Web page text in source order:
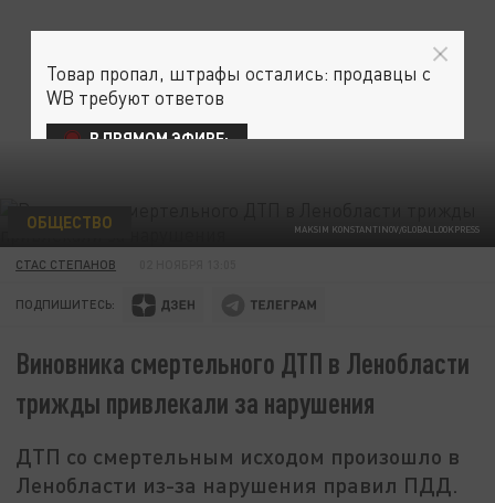
MAKSIM KONSTANTINOV/GLOBALLOOKPRESS
ОБЩЕСТВО
СТАС СТЕПАНОВ
ПОДПИШИТЕСЬ:
Виновника смертельного ДТП в Ленобласти
трижды привлекали за нарушения
ДТП со смертельным исходом произошло в
Ленобласти из-за нарушения правил ПДД.
Товар пропал, штрафы остались: продавцы с
WB требуют ответов
В ПРЯМОМ ЭФИРЕ: